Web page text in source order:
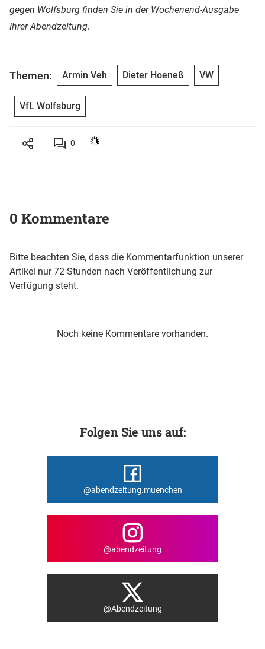
gegen Wolfsburg finden Sie in der Wochenend-Ausgabe
Ihrer Abendzeitung.
Themen: Armin Veh Dieter Hoeneß VW
VfL Wolfsburg
0
0 Kommentare
Bitte beachten Sie, dass die Kommentarfunktion unserer
Artikel nur 72 Stunden nach Veröffentlichung zur
Verfügung steht.
Noch keine Kommentare vorhanden.
Folgen Sie uns auf:
@abendzeitung.muenchen
@abendzeitung
@Abendzeitung